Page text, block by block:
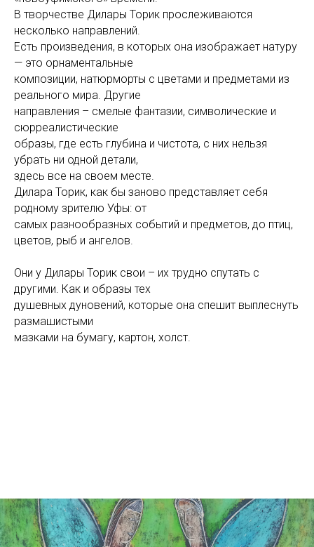
В творчестве Дилары Торик прослеживаются
несколько направлений.
Есть произведения, в которых она изображает натуру
— это орнаментальные
композиции, натюрморты с цветами и предметами из
реального мира. Другие
направления – смелые фантазии, символические и
сюрреалистические
образы, где есть глубина и чистота, с них нельзя
убрать ни одной детали,
здесь все на своем месте.
Дилара Торик, как бы заново представляет себя
родному зрителю Уфы: от
самых разнообразных событий и предметов, до птиц,
цветов, рыб и ангелов.
Они у Дилары Торик свои – их трудно спутать с
другими. Как и образы тех
душевных дуновений, которые она спешит выплеснуть
размашистыми
мазками на бумагу, картон, холст.